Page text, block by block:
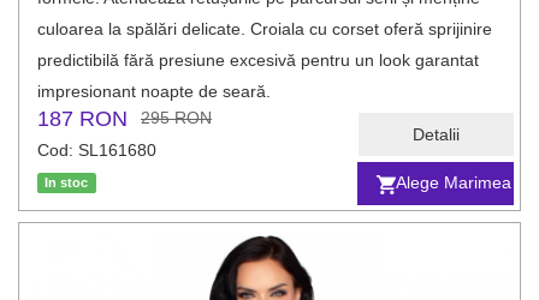
Alege Marimea
Detalii
culoarea la spălări delicate. Croiala cu corset oferă sprijinire
predictibilă fără presiune excesivă pentru un look garantat
impresionant noapte de seară.
187 RON
295 RON
Cod: SL161680
In stoc